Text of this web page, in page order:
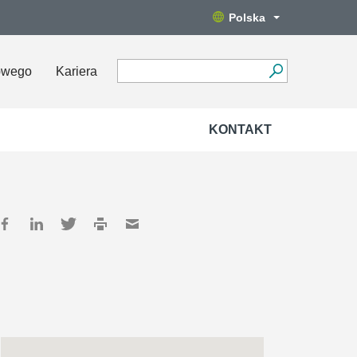
Polska
Kariera
KONTAKT